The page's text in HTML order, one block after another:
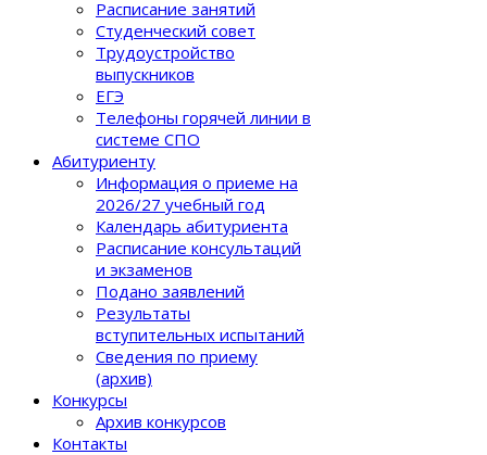
Расписание занятий
Студенческий совет
Трудоустройство
выпускников
ЕГЭ
Телефоны горячей линии в
системе СПО
Абитуриенту
Информация о приеме на
2026/27 учебный год
Календарь абитуриента
Расписание консультаций
и экзаменов
Подано заявлений
Результаты
вступительных испытаний
Сведения по приему
(архив)
Конкурсы
Архив конкурсов
Контакты